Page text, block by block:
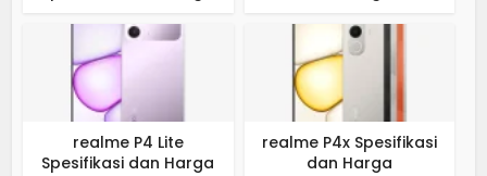
realme P4 Lite
Spesifikasi dan Harga
realme P4x Spesifikasi
dan Harga